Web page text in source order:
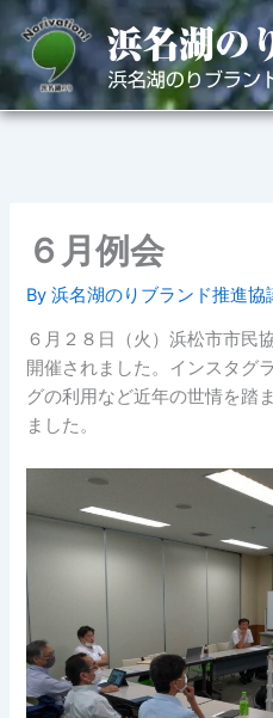
内
を
ス
キ
６月例会
By浜名湖のりブランド推進
６月２８日（火）浜松市市民
開催されました。インスタグ
グの利用など近年の世情を踏
ました。